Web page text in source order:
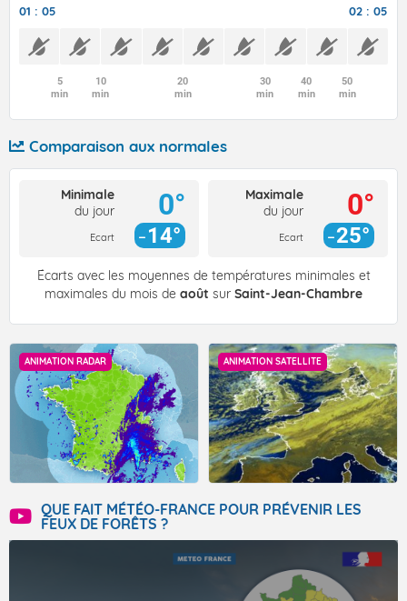
01 : 05 02 : 05
5
min
10
min
20
min
30
min
40
min
50
min
Comparaison aux normales
Minimale
du jour
Ecart
0°
14°
Maximale
du jour
Ecart
0°
25°
Écarts avec les moyennes de températures minimales et
maximales du mois de août sur Saint-Jean-Chambre
ANIMATION RADAR ANIMATION SATELLITE
QUE FAIT MÉTÉO-FRANCE POUR PRÉVENIR LES
FEUX DE FORÊTS ?